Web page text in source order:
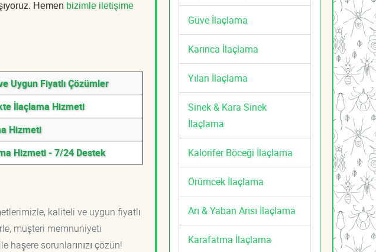
Hemen bizimle iletişime
Uygun Fiyatlı Çözümler
İlaçlama Hizmeti
Hizmeti
Hizmeti - 7/24 Destek
kaliteli ve uygun fiyatlı
müşteri memnuniyeti
haşere sorunlarınızı çözün!
Güve İlaçlama
Karınca İlaçlama
Yılan İlaçlama
Sinek & Kara Sinek
İlaçlama
Kalorifer Böceği İlaçlama
Örümcek İlaçlama
Arı & Yaban Arısı İlaçlama
Karafatma İlaçlama